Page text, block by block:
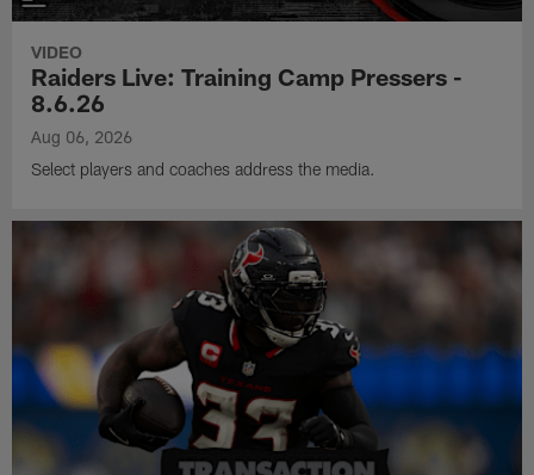
VIDEO
Raiders Live: Training Camp Pressers -
8.6.26
Aug 06, 2026
Select players and coaches address the media.